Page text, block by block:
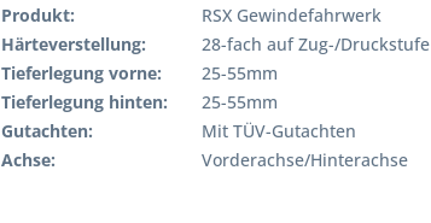
Produkt:
RSX Gewindefahrwerk
Härteverstellung:
28-fach auf Zug-/Druckstufe
Tieferlegung vorne:
25-55mm
Tieferlegung hinten:
25-55mm
Gutachten:
Mit TÜV-Gutachten
Achse:
Vorderachse/Hinterachse